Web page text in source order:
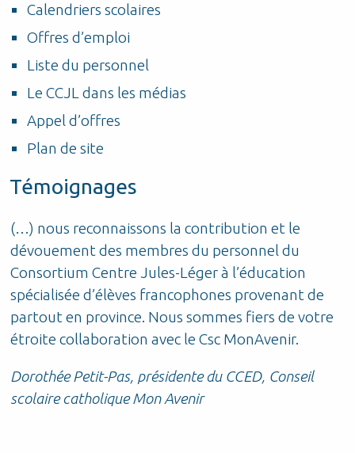
Calendriers scolaires
Offres d’emploi
Liste du personnel
Le CCJL dans les médias
Appel d’offres
Plan de site
Témoignages
(…) nous reconnaissons la contribution et le
dévouement des membres du personnel du
Consortium Centre Jules-Léger à l’éducation
spécialisée d’élèves francophones provenant de
partout en province. Nous sommes fiers de votre
étroite collaboration avec le Csc MonAvenir.
Dorothée Petit-Pas, présidente du CCED, Conseil
scolaire catholique Mon Avenir